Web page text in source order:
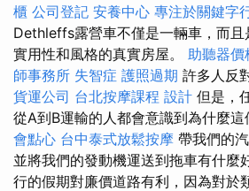
櫃 公司登記 安養中心 專注於關鍵字
Dethleffs露營車不僅是一輛車，而且
實用性和風格的真實房屋。 助聽器價
師事務所 失智症 護照過期 許多人反
貨運公司 台北按摩課程 設計 但是，
從A到B運輸的人都會意識到為什麼這
會點心 台中泰式放鬆按摩 帶我們的
並將我們的發動機運送到拖車有什麼
行的假期對廉價道路有利，因為對於